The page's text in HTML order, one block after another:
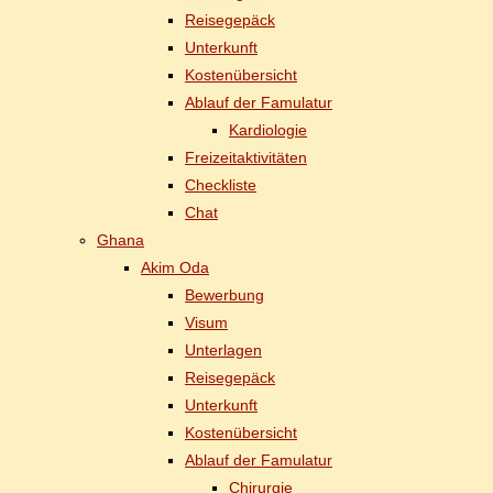
Rei­se­ge­päck
Un­ter­kunft
Kos­ten­über­sicht
Ab­lauf der Famulatur
Kar­dio­lo­gie
Frei­zeit­ak­ti­vi­tä­ten
Check­lis­te
Chat
Gha­na
Akim Oda
Be­wer­bung
Vi­sum
Un­ter­la­gen
Rei­se­ge­päck
Un­ter­kunft
Kos­ten­über­sicht
Ab­lauf der Famulatur
Chir­ur­gie